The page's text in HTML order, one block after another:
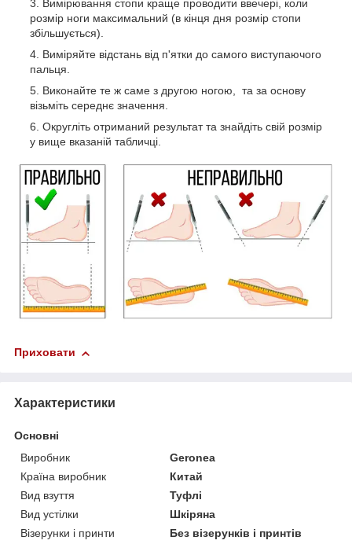
Вимірювання стопи краще проводити ввечері, коли
розмір ноги максимальний (в кінця дня розмір стопи
збільшується).
Виміряйте відстань від п'ятки до самого виступаючого
пальця.
Виконайте те ж саме з другою ногою, та за основу
візьміть середнє значення.
Округліть отриманий результат та знайдіть свій розмір
у вище вказаній табличці.
Приховати
Характеристики
Основні
Виробник
Geronea
Країна виробник
Китай
Вид взуття
Туфлі
Вид устілки
Шкіряна
Візерунки і принти
Без візерунків і принтів